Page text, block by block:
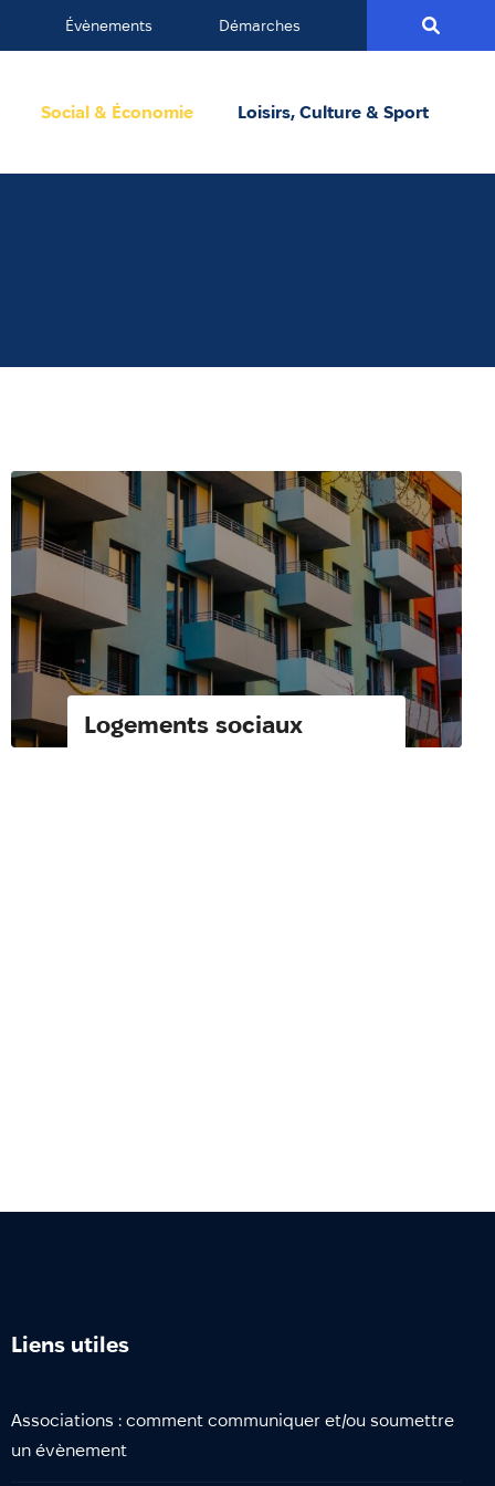
Évènements Démarches
Social & Économie Loisirs, Culture & Sport
Logements sociaux
Liens utiles
Associations : comment communiquer et/ou soumettre
un évènement